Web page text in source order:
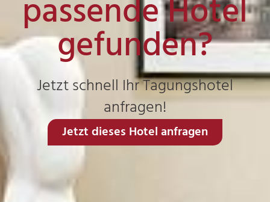
passende Hotel
gefunden?
Jetzt schnell Ihr Tagungshotel
anfragen!
Jetzt dieses Hotel anfragen